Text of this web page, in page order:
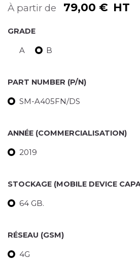
À partir de 79,00 € HT
GRADE
A B
PART NUMBER (P/N)
SM-A405FN/DS
ANNÉE (COMMERCIALISATION)
2019
STOCKAGE (MOBILE DEVICE
64 GB.
RÉSEAU (GSM)
4G